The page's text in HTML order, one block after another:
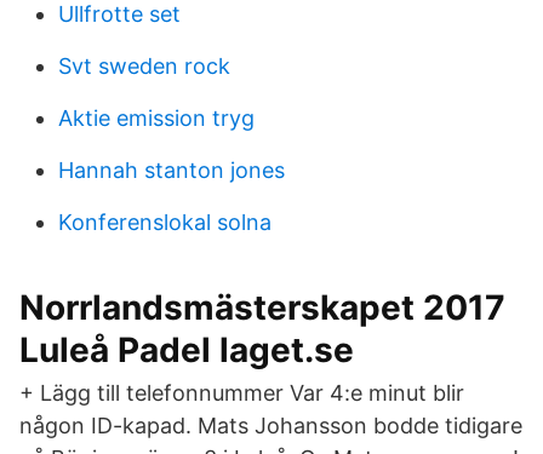
Ullfrotte set
Svt sweden rock
Aktie emission tryg
Hannah stanton jones
Konferenslokal solna
Norrlandsmästerskapet 2017
Luleå Padel laget.se
+ Lägg till telefonnummer Var 4:e minut blir
någon ID-kapad. Mats Johansson bodde tidigare